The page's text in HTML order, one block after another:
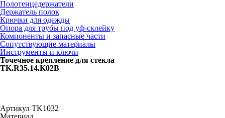
Полотенцедержатели
Держатель полок
Крючки для одежды
Опора для трубы под уф-склейку
Компоненты и запасные части
Сопутствующие материалы
Инструменты и ключи
Точечное крепление для стекла
TK.R35.14.K02B
Артикул TK1032
Материал